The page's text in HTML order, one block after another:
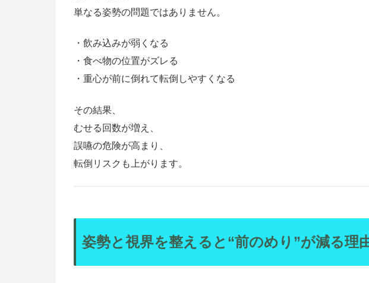
単なる姿勢の問題ではありません。
・飲み込みが弱くなる
・食べ物の位置がズレる
・重心が前に倒れて転倒しやすくなる
その結果、
むせる回数が増え、
誤嚥の危険が高まり、
転倒リスクも上がります。
姿勢と視界を整えると“前のめり”が減る理